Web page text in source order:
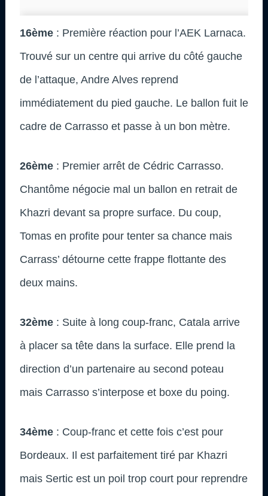
16ème : Première réaction pour l’AEK Larnaca.
Trouvé sur un centre qui arrive du côté gauche
de l’attaque, Andre Alves reprend
immédiatement du pied gauche. Le ballon fuit le
cadre de Carrasso et passe à un bon mètre.
26ème : Premier arrêt de Cédric Carrasso.
Chantôme négocie mal un ballon en retrait de
Khazri devant sa propre surface. Du coup,
Tomas en profite pour tenter sa chance mais
Carrass’ détourne cette frappe flottante des
deux mains.
32ème : Suite à long coup-franc, Catala arrive
à placer sa tête dans la surface. Elle prend la
direction d’un partenaire au second poteau
mais Carrasso s’interpose et boxe du poing.
34ème : Coup-franc et cette fois c’est pour
Bordeaux. Il est parfaitement tiré par Khazri
mais Sertic est un poil trop court pour reprendre